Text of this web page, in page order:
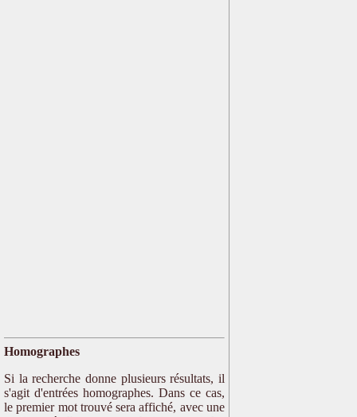
Homographes
Si la recherche donne plusieurs résultats, il
s'agit d'entrées homographes. Dans ce cas,
le premier mot trouvé sera affiché, avec une